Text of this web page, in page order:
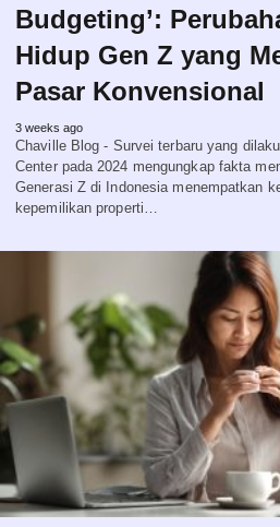
Budgeting’:
Hidup Gen Z yang
Pasar Konvensional
3 weeks ago
Chaville Blog - Survei terbaru yang
Center pada 2024 mengungkap fakta
Generasi Z di Indonesia menempatkan
kepemilikan properti…